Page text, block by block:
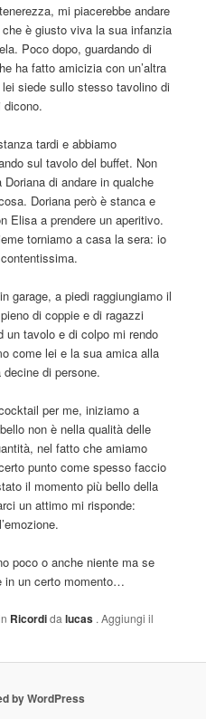
mi piacerebbe andare
è giusto viva la sua infanzia
Poco dopo, guardando di
ha fatto amicizia con un’altra
siede sullo stesso tavolino di
tardi e abbiamo
sul tavolo del buffet. Non
di andare in qualche
Doriana però è stanca e
Elisa a prendere un aperitivo.
torniamo a casa la sera: io
garage, a piedi raggiungiamo il
di coppie e di ragazzi
un tavolo e di colpo mi rendo
come lei e la sua amica alla
di persone.
per me, iniziamo a
non è nella qualità delle
nel fatto che amiamo
punto come spesso faccio
il momento più bello della
un attimo mi risponde:
poco o anche niente ma se
in un certo momento…
Ricordidalucas . Aggiungi il
by WordPress